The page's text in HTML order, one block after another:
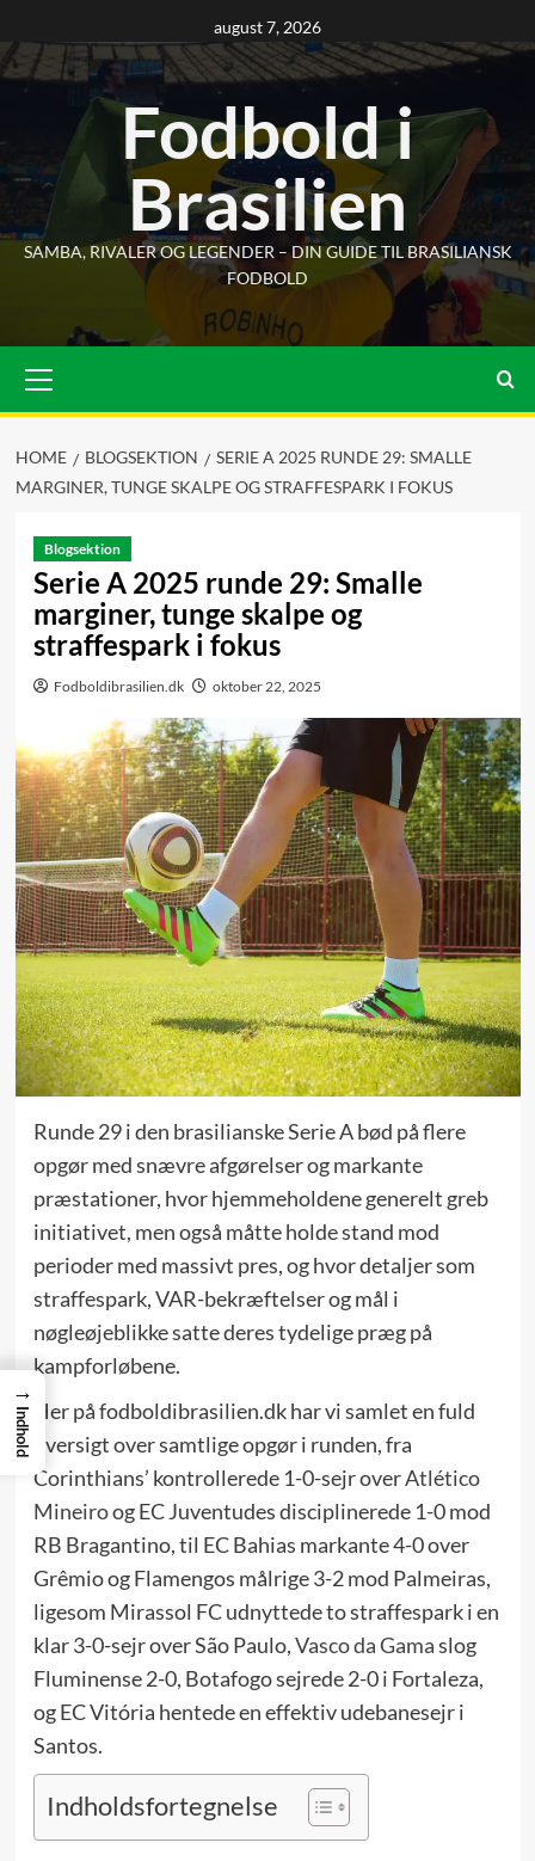
to
content
august 7, 2026
Fodbold i
Brasilien
SAMBA, RIVALER OG LEGENDER – DIN GUIDE TIL BRASILIANSK
FODBOLD
Menu
HOME BLOGSEKTION
SERIE A 2025 RUNDE 29: SMALLE
MARGINER, TUNGE SKALPE OG STRAFFESPARK I FOKUS
Blogsektion
Serie A 2025 runde 29: Smalle
marginer, tunge skalpe og
straffespark i fokus
Fodboldibrasilien.dk oktober 22, 2025
Runde 29 i den brasilianske Serie A bød på flere
opgør med snævre afgørelser og markante
præstationer, hvor hjemmeholdene generelt greb
initiativet, men også måtte holde stand mod
perioder med massivt pres, og hvor detaljer som
straffespark, VAR-bekræftelser og mål i
nøgleøjeblikke satte deres tydelige præg på
kampforløbene.
Her på fodboldibrasilien.dk har vi samlet en fuld
oversigt over samtlige opgør i runden, fra
Corinthians’ kontrollerede 1-0-sejr overAtlético
Mineiroog EC Juventudes disciplinerede 1-0 mod
RB Bragantino, til EC Bahias markante 4-0 over
Grêmio og Flamengos målrige 3-2 mod Palmeiras,
ligesom Mirassol FC udnyttede to straffespark i en
klar 3-0-sejr over São Paulo,Vasco da Gamaslog
Fluminense 2-0, Botafogo sejrede 2-0 i Fortaleza,
og EC Vitória hentede en effektiv udebanesejr i
Santos.
Indholdsfortegnelse
→
Indhold